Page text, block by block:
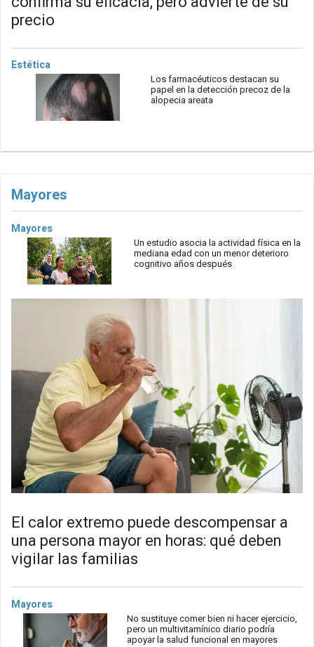
precio
Estética
Los farmacéuticos destacan su
papel en la detección precoz de la
alopecia areata
Mayores
Mayores
Un estudio asocia la actividad física en la
mediana edad con un menor deterioro
cognitivo años después
El calor extremo puede descompensar a
una persona mayor en horas: qué deben
vigilar las familias
Mayores
No sustituye comer bien ni hacer ejercicio,
pero un multivitamínico diario podría
apoyar la salud funcional en mayores